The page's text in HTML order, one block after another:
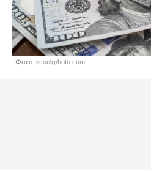
Фото: istockphoto.com